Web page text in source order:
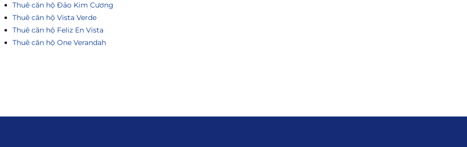
Thuê căn hộ Đảo Kim Cương
Thuê căn hộ Vista Verde
Thuê căn hộ Feliz En Vista
Thuê căn hộ One Verandah